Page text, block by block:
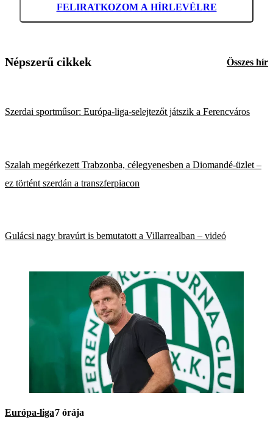
FELIRATKOZOM A HÍRLEVÉLRE
Népszerű cikkek Összes hír
Szerdai sportműsor: Európa-liga-selejtezőt játszik a Ferencváros
Szalah megérkezett Trabzonba, célegyenesben a Diomandé-üzlet –
ez történt szerdán a transzferpiacon
Gulácsi nagy bravúrt is bemutatott a Villarrealban – videó
Európa-liga7 órája